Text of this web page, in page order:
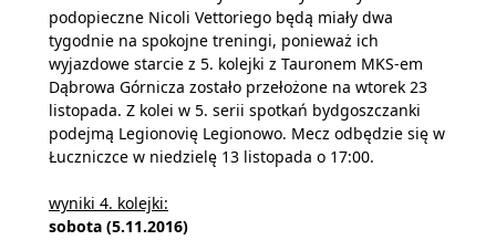
podopieczne Nicoli Vettoriego będą miały dwa
tygodnie na spokojne treningi, ponieważ ich
wyjazdowe starcie z 5. kolejki z Tauronem MKS-em
Dąbrowa Górnicza zostało przełożone na wtorek 23
listopada. Z kolei w 5. serii spotkań bydgoszczanki
podejmą Legionovię Legionowo. Mecz odbędzie się w
Łuczniczce w niedzielę 13 listopada o 17:00.
wyniki 4. kolejki:
sobota (5.11.2016)